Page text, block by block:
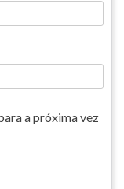
a próxima vez